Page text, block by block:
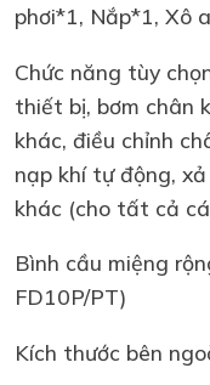
phơi*1, Nắp*1, Xô
Chức năng tùy
thiết bị, bơm chân
khác, điều chỉnh
nạp khí tự động,
khác (cho tất cả
Bình cầu miệng
FD10P/PT)
Kích thước bên